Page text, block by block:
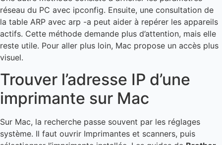
réseau du PC avec ipconfig. Ensuite, une consultation de
la table ARP avec arp -a peut aider à repérer les appareils
actifs. Cette méthode demande plus d’attention, mais elle
reste utile. Pour aller plus loin, Mac propose un accès plus
visuel.
Trouver l’adresse IP d’une
imprimante sur Mac
Sur Mac, la recherche passe souvent par les réglages
système. Il faut ouvrir Imprimantes et scanners, puis